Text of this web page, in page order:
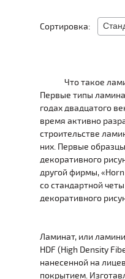
Сортировка:
Что такое
Первые типы
годах двадцатого
время активно
строительстве
них. Первые
декоративного
другой фирмы,
со стандартной
декоративного
Ламинат, или
HDF (High Density
нанесенной на
покрытием.